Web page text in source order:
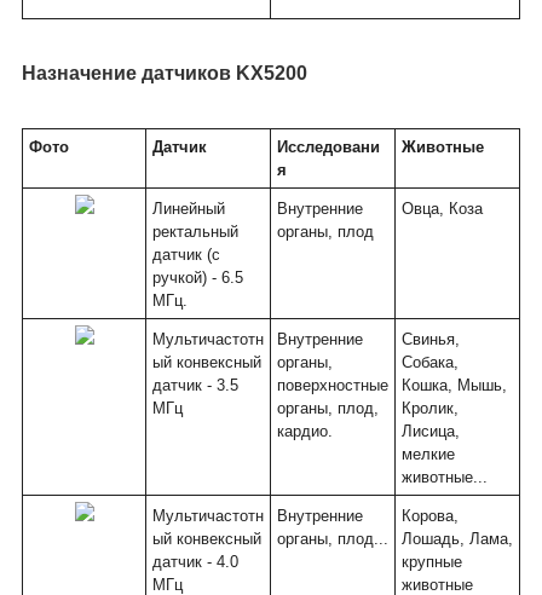
Назначение датчиков KX5200
Фото Датчик
Исследовани
я
Животные
Линейный
ректальный
датчик (с
ручкой) - 6.5
МГц.
Внутренние
органы, плод
Овца, Коза
Мультичастотн
ый конвексный
датчик - 3.5
МГц
Внутренние
органы,
поверхностные
органы, плод,
кардио.
Свинья,
Собака,
Кошка, Мышь,
Кролик,
Лисица,
мелкие
животные...
Мультичастотн
ый конвексный
датчик - 4.0
МГц
Внутренние
органы, плод...
Корова,
Лошадь, Лама,
крупные
животные